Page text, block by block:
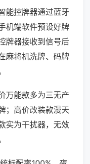
能控牌器通过蓝牙
机端软件预设好牌
牌器接收到信号后
麻将机洗牌、码牌
万能款多为三无产
；高价改装款漫天
实为干扰器，无效